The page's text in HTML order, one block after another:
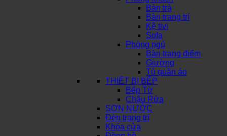
Bàn trà
Bàn trang trí
Kệ tivi
Sofa
Phòng ngủ
Bàn trang điểm
Giường
Tủ quần áo
THIẾT BỊ BẾP
Bếp Từ
Chậu Rửa
SƠN NƯỚC
Đèn trang trí
Khóa cửa